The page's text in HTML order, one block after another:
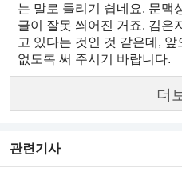
는 말로 들리기 쉽네요. 문맥
글이 잘못 씌어진 거죠. 김은
고 있다는 것인 것 같은데,
없도록 써 주시기 바랍니다.
더
관련기사